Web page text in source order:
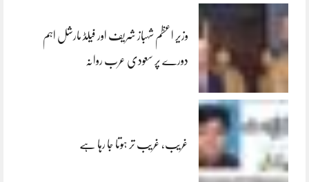
وزیر اعظم شہباز شریف اور فیلڈ مارشل اہم
دورے پر سعودی عرب روانہ
غریب، غریب تر ہوتا جا رہا ہے